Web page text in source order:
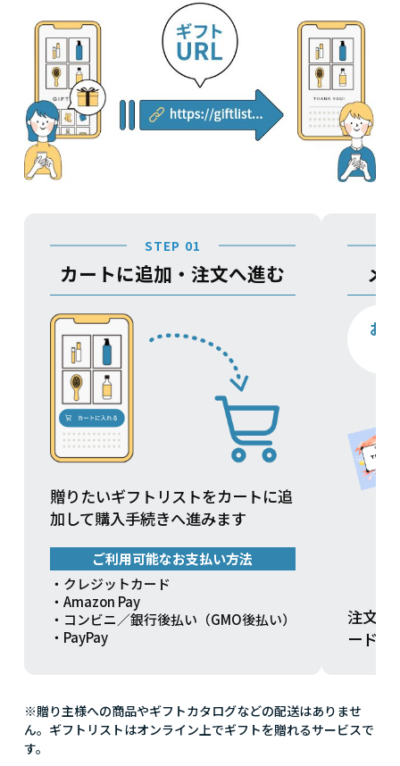
STEP 01
カートに追加・注文へ進む
贈りたいギフトリストをカートに追
加して購入手続きへ進みます
ご利用可能なお支払い方法
・クレジットカード
・Amazon Pay
・コンビニ／銀行後払い（GMO後払い）
・PayPay
メ
お
注文方
ードを
※贈り主様への商品やギフトカタログなどの配送はありませ
ん。ギフトリストはオンライン上でギフトを贈れるサービスで
す。